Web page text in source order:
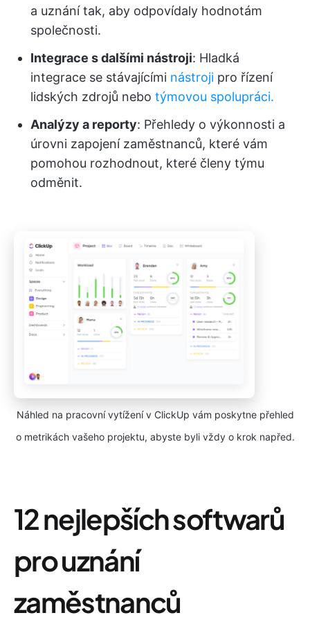
a uznání tak, aby odpovídaly hodnotám
společnosti.
Integrace s dalšími nástroji: Hladká
integrace se stávajícími nástroji pro řízení
lidských zdrojů nebo týmovou spolupráci.
Analýzy a reporty: Přehledy o výkonnosti a
úrovni zapojení zaměstnanců, které vám
pomohou rozhodnout, které členy týmu
odměnit.
Náhled na pracovní vytížení v ClickUp vám poskytne přehled
o metrikách vašeho projektu, abyste byli vždy o krok napřed.
12 nejlepších softwarů
pro uznání
zaměstnanců